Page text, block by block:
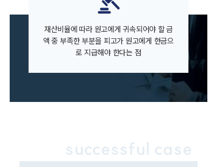
이혼 주요 업무사례
사례분석/최신동향
이혼 법률정보
법률지식인
이혼소송·상담후기
업무분야
구성원 소개
재산비율에 따라 원고에게 귀속되어야 할 금
액 중 부족한 부분을 피고가 원고에게 현금으
로 지급해야 한다는 점
successful case